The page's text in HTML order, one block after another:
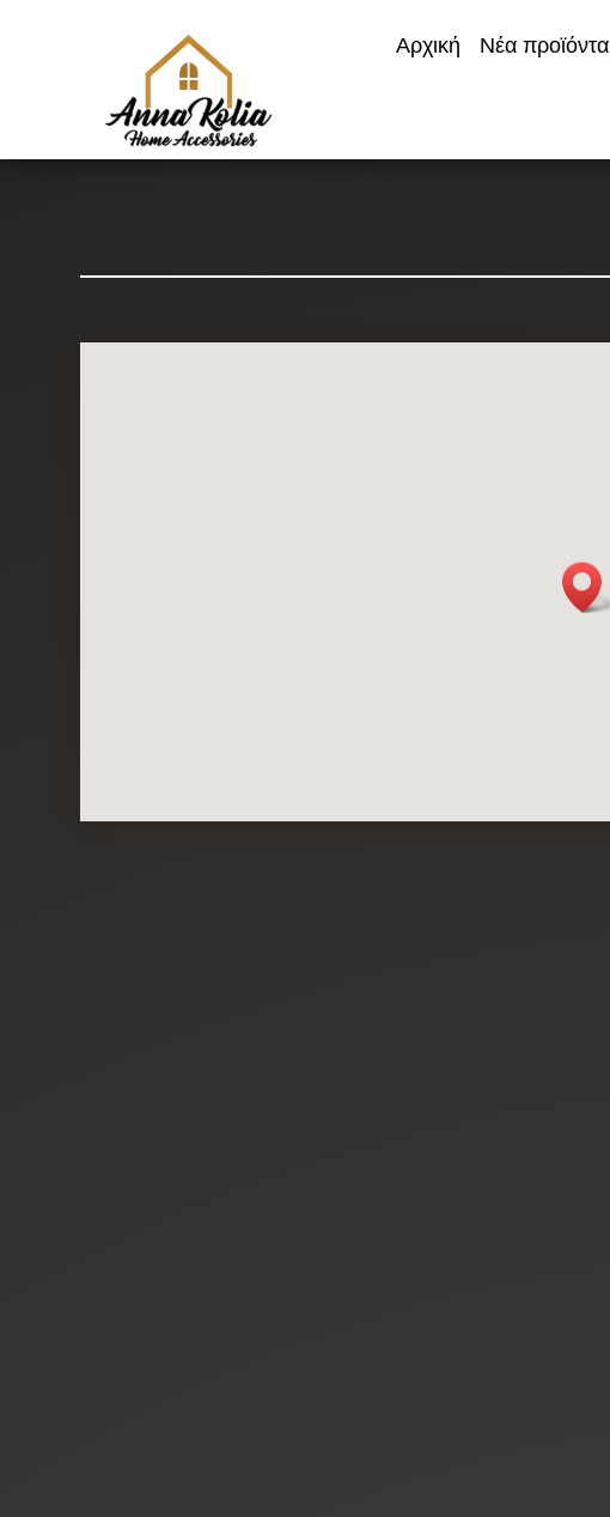
Αρχική Νέα προϊόντα